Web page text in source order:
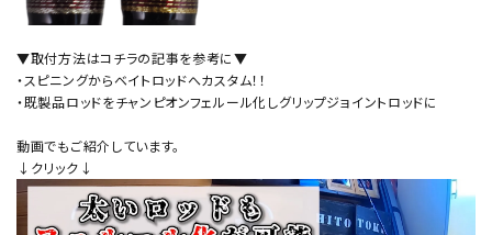
▼取付方法はコチラの記事を参考に▼
・スピニングからベイトロッドへカスタム！！
・既製品ロッドをチャンピオンフェルール化しグリップジョイントロッドに
動画でもご紹介しています。
↓クリック↓